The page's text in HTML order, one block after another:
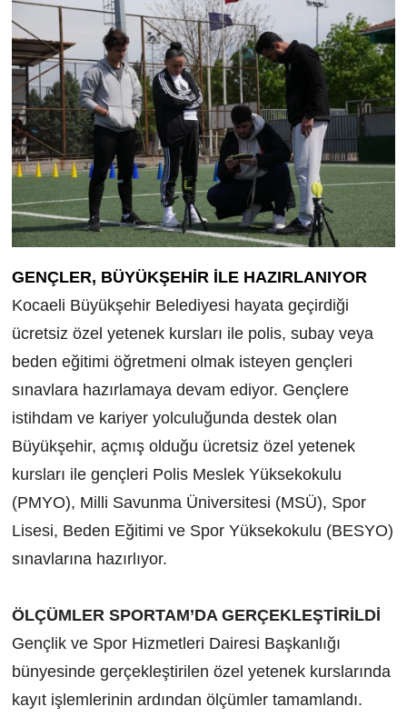
GENÇLER, BÜYÜKŞEHİR İLE HAZIRLANIYOR
Kocaeli Büyükşehir Belediyesi hayata geçirdiği
ücretsiz özel yetenek kursları ile polis, subay veya
beden eğitimi öğretmeni olmak isteyen gençleri
sınavlara hazırlamaya devam ediyor. Gençlere
istihdam ve kariyer yolculuğunda destek olan
Büyükşehir, açmış olduğu ücretsiz özel yetenek
kursları ile gençleri Polis Meslek Yüksekokulu
(PMYO), Milli Savunma Üniversitesi (MSÜ), Spor
Lisesi, Beden Eğitimi ve Spor Yüksekokulu (BESYO)
sınavlarına hazırlıyor.
ÖLÇÜMLER SPORTAM’DA GERÇEKLEŞTİRİLDİ
Gençlik ve Spor Hizmetleri Dairesi Başkanlığı
bünyesinde gerçekleştirilen özel yetenek kurslarında
kayıt işlemlerinin ardından ölçümler tamamlandı.